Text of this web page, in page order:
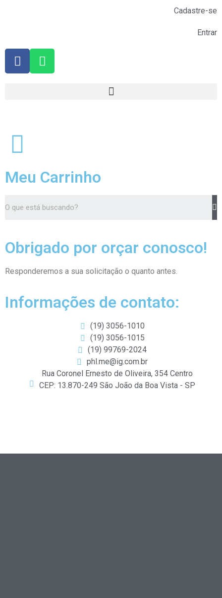
Cadastre-se
Entrar
Meu Carrinho
Obrigado por orçar conosco!
Responderemos a sua solicitação o quanto antes.
Informações de contato:
(19) 3056-1010
(19) 3056-1015
(19) 99769-2024
phl.me@ig.com.br
Rua Coronel Ernesto de Oliveira, 354 Centro
CEP: 13.870-249 São João da Boa Vista - SP